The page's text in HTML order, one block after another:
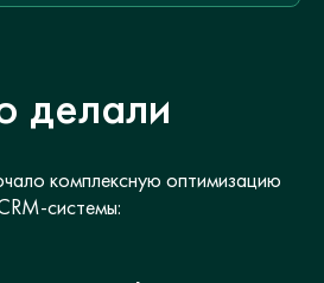
делали
комплексную оптимизацию
системы: